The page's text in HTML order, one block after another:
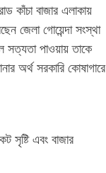
কাঁচা বাজার এলাকায়
জেলা গোয়েন্দা সংস্থা
পাওয়ায় তাকে
অর্থ সরকারি কোষাগারে
সৃষ্টি এবং বাজার